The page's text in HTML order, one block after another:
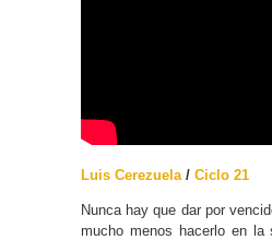
Luis Cerezuela/ Ciclo 21
Nunca hay que dar por
mucho menos hacerlo en la